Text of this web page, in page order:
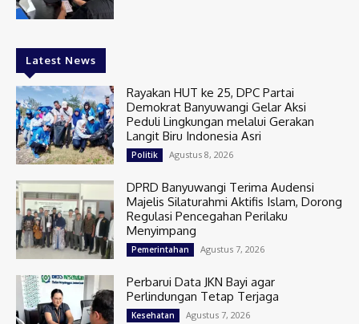
Latest News
Rayakan HUT ke 25, DPC Partai
Demokrat Banyuwangi Gelar Aksi
Peduli Lingkungan melalui Gerakan
Langit Biru Indonesia Asri
Politik Agustus 8, 2026
DPRD Banyuwangi Terima Audensi
Majelis Silaturahmi Aktifis Islam, Dorong
Regulasi Pencegahan Perilaku
Menyimpang
Pemerintahan Agustus 7, 2026
Perbarui Data JKN Bayi agar
Perlindungan Tetap Terjaga
Kesehatan Agustus 7, 2026